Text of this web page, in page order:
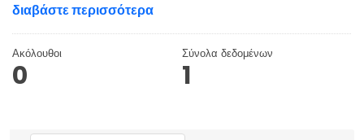
διαβάστε περισσότερα
Ακόλουθοι
0
Σύνολα δεδομένων
1